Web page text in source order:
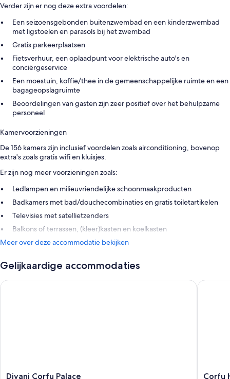
Verder zijn er nog deze extra voordelen:
Een seizoensgebonden buitenzwembad en een kinderzwembad
met ligstoelen en parasols bij het zwembad
Gratis parkeerplaatsen
Fietsverhuur, een oplaadpunt voor elektrische auto's en
conciërgeservice
Een moestuin, koffie/thee in de gemeenschappelijke ruimte en een
bagageopslagruimte
Beoordelingen van gasten zijn zeer positief over het behulpzame
personeel
Kamervoorzieningen
De 156 kamers zijn inclusief voordelen zoals airconditioning, bovenop
extra's zoals gratis wifi en kluisjes.
Er zijn nog meer voorzieningen zoals:
Ledlampen en milieuvriendelijke schoonmaakproducten
Badkamers met bad/douchecombinaties en gratis toiletartikelen
Televisies met satellietzenders
Balkons of terrassen, (kleer)kasten en koelkasten
Meer over deze accommodatie bekijken
Gelijkaardige accommodaties
Divani
Divani Corfu Palace
Divani Corfu Palace
Corfu
Corfu
Corfu